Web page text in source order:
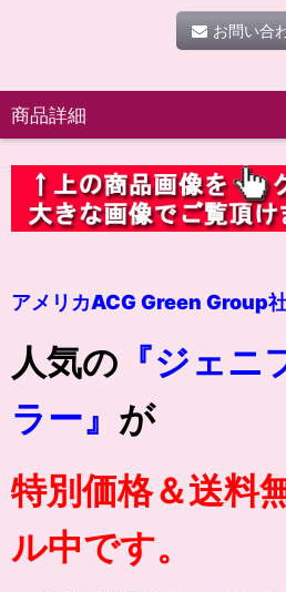
お問い合
商品詳細
アメリカACG Green Group
人気の 『ジェニ
ラー』 が
特別価格＆送料
ル中です。